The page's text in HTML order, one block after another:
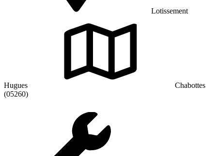
Lotissement
Hugues
Chabottes
(05260)